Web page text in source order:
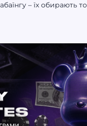
– їх обирають
з великими